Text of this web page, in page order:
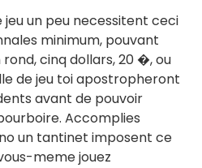
jeu un peu necessitent ceci
minimum, pouvant
cinq dollars, 20 �, ou
de jeu toi apostropheront
avant de pouvoir
Accomplies
un tantinet imposent ce
meme jouez